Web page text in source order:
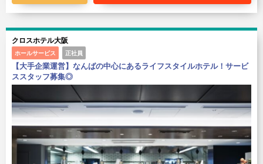
クロスホテル大阪
ホールサービス 正社員
【大手企業運営】なんばの中心にあるライフスタイルホテル！サービ
ススタッフ募集◎